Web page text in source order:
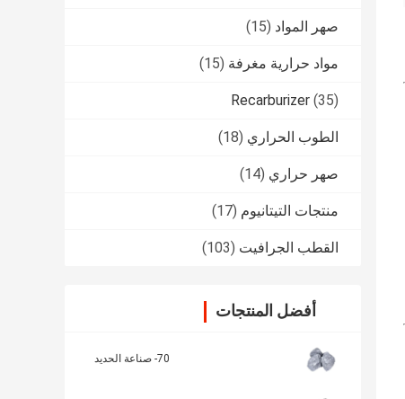
صهر المواد (15)
مواد حرارية مغرفة (15)
Recarburizer (35)
الطوب الحراري (18)
صهر حراري (14)
منتجات التيتانيوم (17)
القطب الجرافيت (103)
أفضل المنتجات
70- صناعة الحديد